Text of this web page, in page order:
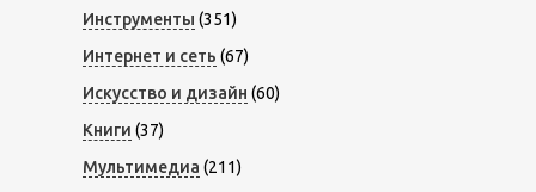
Инструменты (351)
Интернет и сеть (67)
Искусство и дизайн (60)
Книги (37)
Мультимедиа (211)